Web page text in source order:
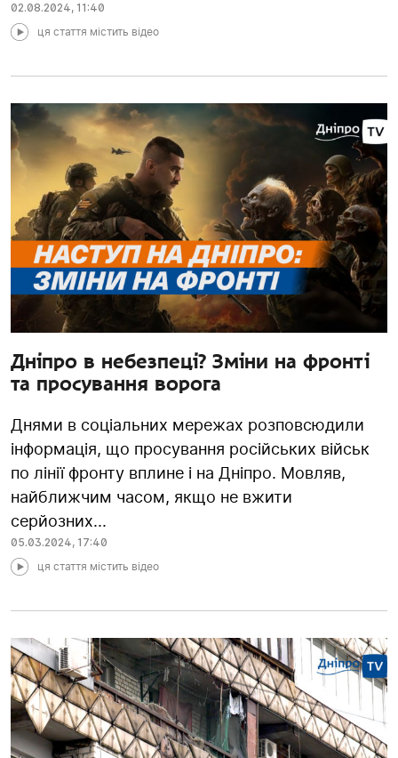
02.08.2024, 11:40
ця стаття містить відео
Дніпро в небезпеці? Зміни на фронті
та просування ворога
Днями в соціальних мережах розповсюдили
інформація, що просування російських військ
по лінії фронту вплине і на Дніпро. Мовляв,
найближчим часом, якщо не вжити
серйозних...
05.03.2024, 17:40
ця стаття містить відео